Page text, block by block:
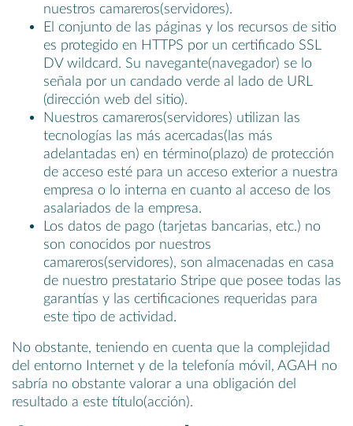
nuestros camareros(servidores).
El conjunto de las páginas y los recursos de sitio
es protegido en HTTPS por un certificado SSL
DV wildcard. Su navegante(navegador) se lo
señala por un candado verde al lado de URL
(dirección web del sitio).
Nuestros camareros(servidores) utilizan las
tecnologías las más acercadas(las más
adelantadas en) en término(plazo) de protección
de acceso esté para un acceso exterior a nuestra
empresa o lo interna en cuanto al acceso de los
asalariados de la empresa.
Los datos de pago (tarjetas bancarias, etc.) no
son conocidos por nuestros
camareros(servidores), son almacenadas en casa
de nuestro prestatario Stripe que posee todas las
garantías y las certificaciones requeridas para
este tipo de actividad.
No obstante, teniendo en cuenta que la complejidad
del entorno Internet y de la telefonía móvil, AGAH no
sabría no obstante valorar a una obligación del
resultado a este título(acción).